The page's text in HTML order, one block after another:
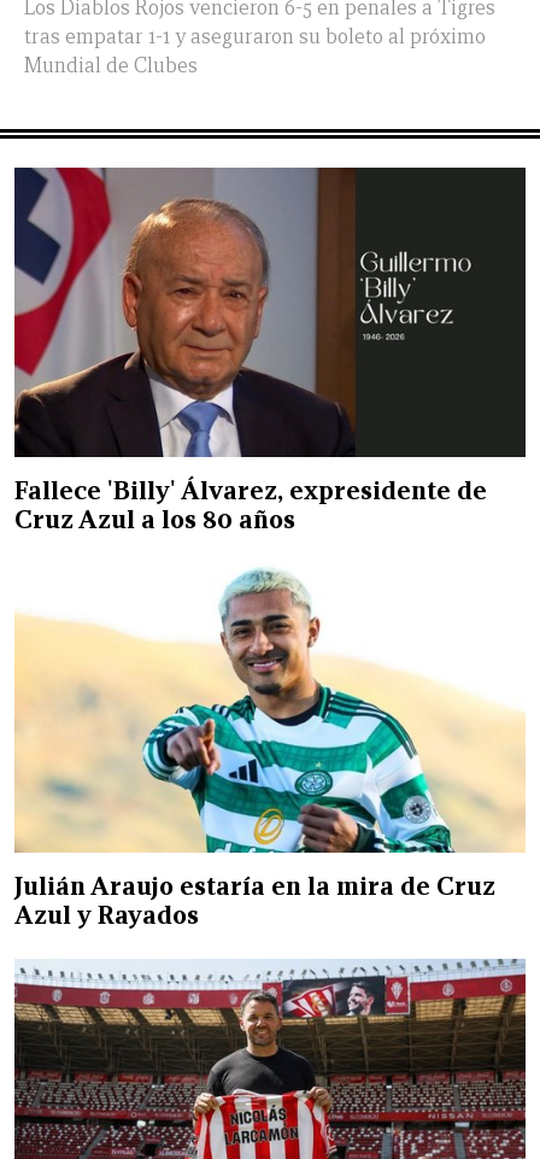
Los Diablos Rojos vencieron 6-5 en penales a Tigres
tras empatar 1-1 y aseguraron su boleto al próximo
Mundial de Clubes
Fallece 'Billy' Álvarez, expresidente de
Cruz Azul a los 80 años
Julián Araujo estaría en la mira de Cruz
Azul y Rayados